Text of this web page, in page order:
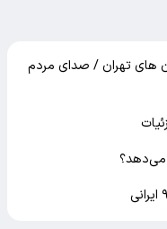
در خیابان های تهران / صدای مردم
می‌دهد؟